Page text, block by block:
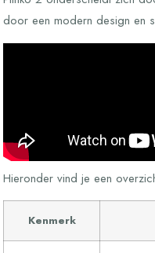
door een modern design en
Hieronder vind je een
Kenmerk